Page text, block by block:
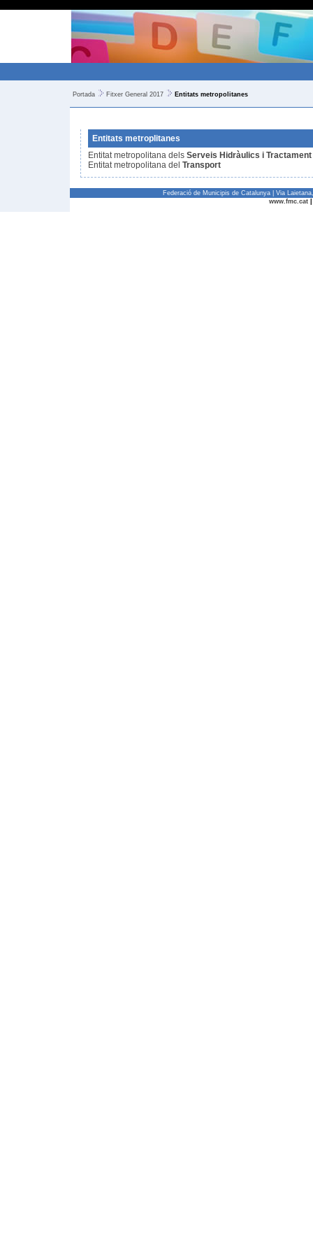
Portada Fitxer General 2017 Entitats metropolitanes
Entitats metroplitanes
Entitat metropolitana dels Serveis Hidràulics i
Entitat metropolitana del Transport
Federació de Municipis de Catalunya | Via
www.fmc.cat